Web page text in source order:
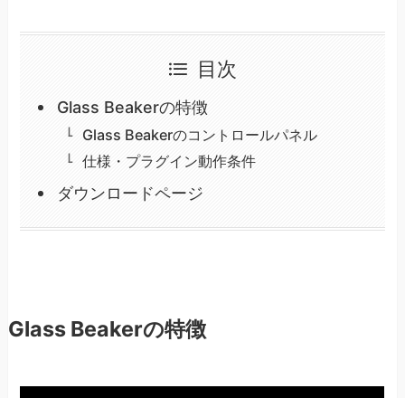
目次
Glass Beakerの特徴
Glass Beakerのコントロールパネル
仕様・プラグイン動作条件
ダウンロードページ
Glass Beakerの特徴